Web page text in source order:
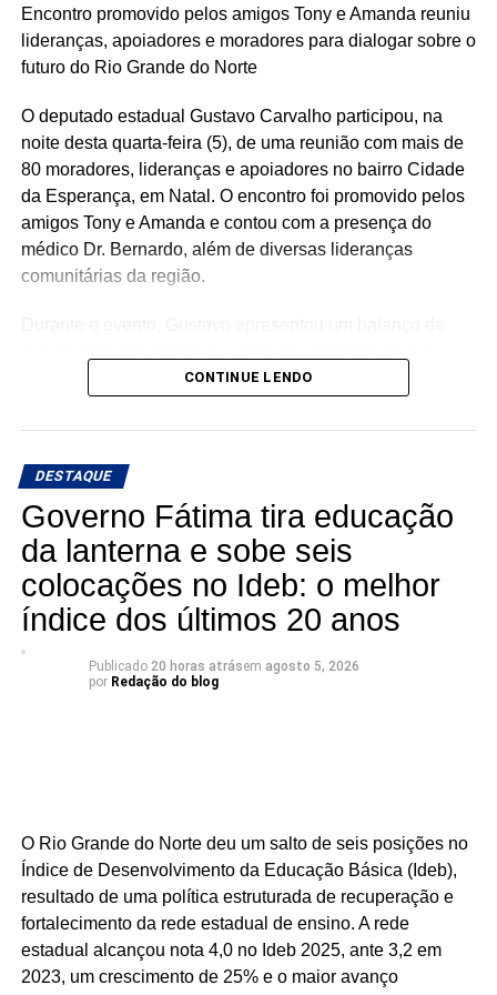
obras avancem dentro dos padrões exigidos e atendam
às necessidades da população.
Encontro promovido pelos amigos Tony e Amanda reuniu
lideranças, apoiadores e moradores para dialogar sobre o
futuro do Rio Grande do Norte
O deputado estadual Gustavo Carvalho participou, na
noite desta quarta-feira (5), de uma reunião com mais de
80 moradores, lideranças e apoiadores no bairro Cidade
da Esperança, em Natal. O encontro foi promovido pelos
amigos Tony e Amanda e contou com a presença do
médico Dr. Bernardo, além de diversas lideranças
comunitárias da região.
autoria que foram aprovados pela Assembleia Legislativa
para a população do Rio Grande do Norte.
Entre as iniciativas apresentadas, o deputado ressaltou a
legislação que fortaleceu a carcinicultura potiguar,
contribuindo para a geração de cerca de três mil novos
empregos no estado. Também destacou leis voltadas à
inclusão e à melhoria da qualidade de vida das pessoas
com Transtorno do Espectro Autista, ampliando o apoio
valorização da pessoa idosa e ao enfrentamento do
etarismo.
Outro ponto enfatizado foi a Lei da Transferência Direta,
de autoria do parlamentar, que garante o repasse direto
aos municípios dos recursos de ICMS, IPVA e Fundeb,
CONTINUE LENDO
DESTAQUE
Governo Fátima tira educação
da lanterna e sobe seis
colocações no Ideb: o melhor
índice dos últimos 20 anos
Publicado 20 horas atrásem agosto 5, 2026
por Redação do blog
O Rio Grande do Norte deu um salto de seis posições no
Índice de Desenvolvimento da Educação Básica (Ideb),
resultado de uma política estruturada de recuperação e
fortalecimento da rede estadual de ensino. A rede
estadual alcançou nota 4,0 no Ideb 2025, ante 3,2 em
2023, um crescimento de 25% e o maior avanço